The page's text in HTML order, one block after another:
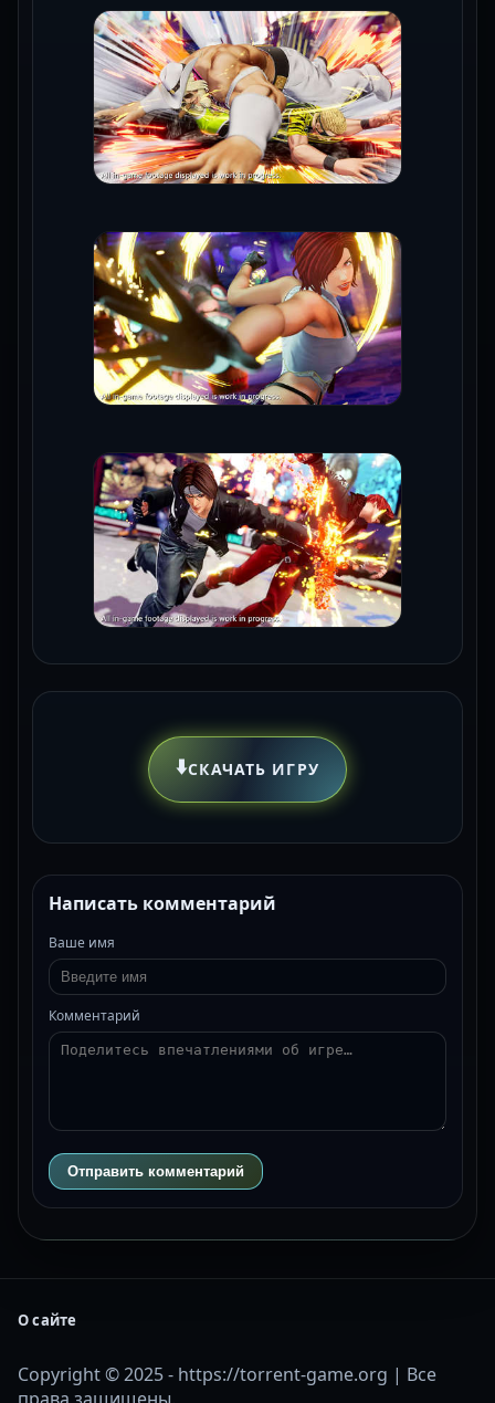
⬇️СКАЧАТЬ ИГРУ
Написать комментарий
Ваше имя
Комментарий
Отправить комментарий
О сайте
Copyright © 2025 - https://torrent-game.org | Все